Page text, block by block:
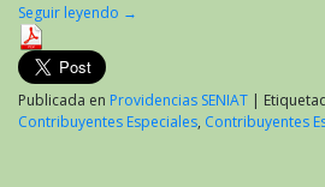
Seguir leyendo →
Publicada en Providencias SENIAT |
Contribuyentes Especiales, Contribuyentes